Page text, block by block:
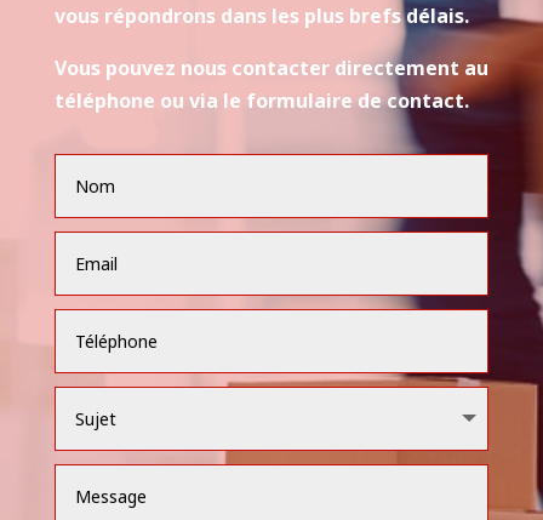
vous répondrons dans les plus brefs délais.
Vous pouvez nous contacter directement au
téléphone ou via le formulaire de contact.